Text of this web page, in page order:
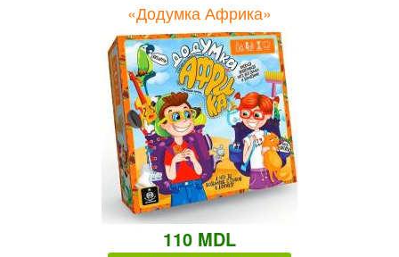
«Додумка Африка»
110 MDL